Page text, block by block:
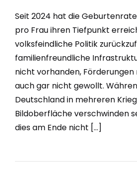
Seit 2024 hat die Geburtenrate
pro Frau ihren Tiefpunkt
volksfeindliche Politik
familienfreundliche
nicht vorhanden, Förderungen
auch gar nicht gewollt.
Deutschland in mehreren
Bildoberfläche verschwinden
dies am Ende nicht [...]